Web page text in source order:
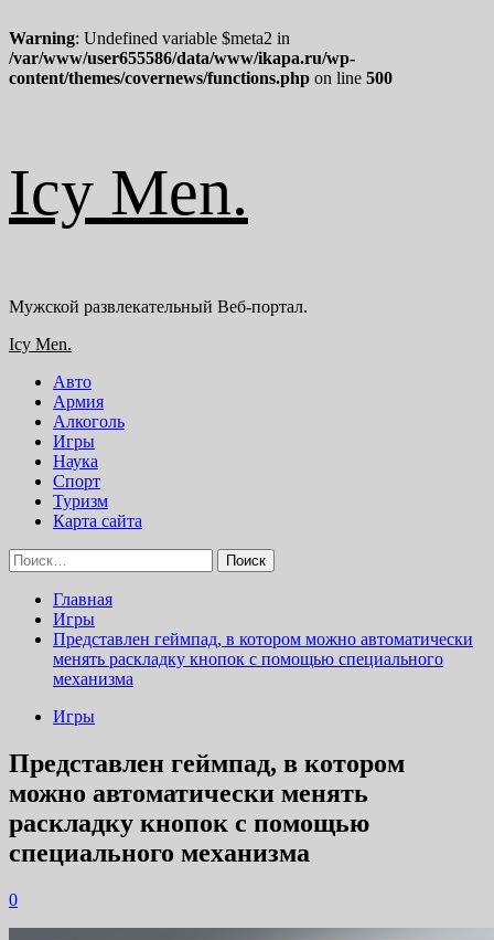
Warning: Undefined variable $meta2 in
/var/www/user655586/data/www/ikapa.ru/wp-
content/themes/covernews/functions.php on line 500
содержимому
Icy Men.
Мужской развлекательный Веб-портал.
Основное
Icy Men.
Авто
Армия
Алкоголь
Игры
Наука
Спорт
Туризм
Карта сайта
Найти:
Главная
Игры
Представлен геймпад, в котором можно автоматически
менять раскладку кнопок с помощью специального
механизма
Игры
Представлен геймпад, в котором
можно автоматически менять
раскладку кнопок с помощью
специального механизма
0